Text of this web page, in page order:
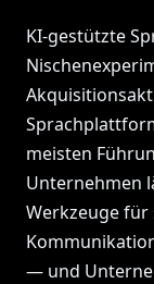
KI-gestützte
meisten
Unternehmen
Werkzeuge
— und